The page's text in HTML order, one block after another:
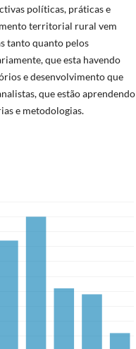
políticas, práticas e
territorial rural vem
tanto quanto pelos
que esta havendo
e desenvolvimento que
que estão aprendendo
e metodologias.